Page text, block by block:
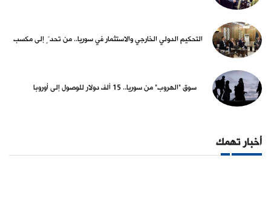
التحكيم الدولي الخارجي والاستثمار في سوريا.. من تحدٍّ إلى مكسب
سوق "الهروب" من سوريا.. 15 ألف دولار للوصول إلى أوروبا
أخبار تهمك